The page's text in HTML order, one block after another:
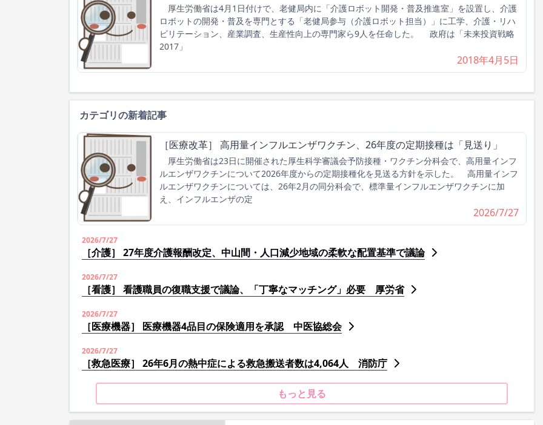
厚生労働省は4月1日付けで、老健局内に「介護ロボット開発・普及推進室」を設置し、介護
ロボットの開発・普及を専門とする「老健局参与（介護ロボット担当）」に工学、介護・リハ
ビリテーション、産業調査、生産性向上の専門家ら9人を任命した。 政府は「未来投資戦略
2017」
2018年4月5日
カテゴリの新着記事
［医療改革］ 高用量インフルエンザワクチン、26年度の定期接種は「見送り」
厚生労働省は23日に開催された厚生科学審議会予防接種・ワクチン分科会で、高用量インフ
ルエンザワクチンについて2026年度からの定期接種化を見送る方針を示した。 高用量インフ
ルエンザワクチンについては、26年2月の同分科会で、標準量インフルエンザワクチンに加
え、インフルエンザの定
2026/7/27
2026/7/27
［介護］ 27年度介護報酬改定、中山間・人口減少地域の柔軟な配置基準で議論
2026/7/27
［看護］ 看護職員の復職支援で議論、「丁寧なマッチング」必要 厚労省
2026/7/27
［医療機器］ 医療機器4品目の保険適用を承認 中医協総会
2026/7/27
［救急医療］ 26年6月の熱中症による救急搬送者数は4,064人 消防庁
もっと見る